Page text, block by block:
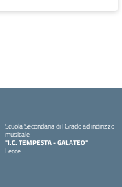
Scuola Secondaria di I Grado ad indirizzo
musicale
"I.C. TEMPESTA - GALATEO"
Lecce